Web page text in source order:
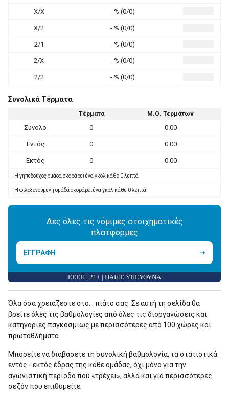
X/X - % (0/0)
X/2 - % (0/0)
2/1 - % (0/0)
2/X - % (0/0)
2/2 - % (0/0)
Συνολικά Τέρματα
Τέρματα Μ.Ο. Τερμάτων
Σύνολο 0 0.00
Εντός 0 0.00
Εκτός 0 0.00
- Η γηπεδούχος ομάδα σκοράρει ένα γκολ κάθε 0 λεπτά
- Η φιλοξενούμενη ομάδα σκοράρει ένα γκολ κάθε 0 λεπτά
Δες όλες τις νόμιμες στοιχηματικές
πλατφόρμες
ΕΓΓΡΑΦΗ
ΕΕΕΠ | 21+ | ΠΑΙΞΕ ΥΠΕΥΘΥΝΑ
Όλα όσα χρειάζεστε στο... πιάτο σας. Σε αυτή τη σελίδα θα
βρείτε όλες τις βαθμολογίες από όλες τις διοργανώσεις και
κατηγορίες παγκοσμίως με περισσότερες από 100 χώρες και
πρωταθλήματα.
Μπορείτε να διαβάσετε τη συνολική βαθμολογία, τα στατιστικά
εντός - εκτός έδρας της κάθε ομάδας, όχι μόνο για την
αγωνιστική περίοδο που «τρέχει», αλλά και για περισσότερες
σεζόν που επιθυμείτε.